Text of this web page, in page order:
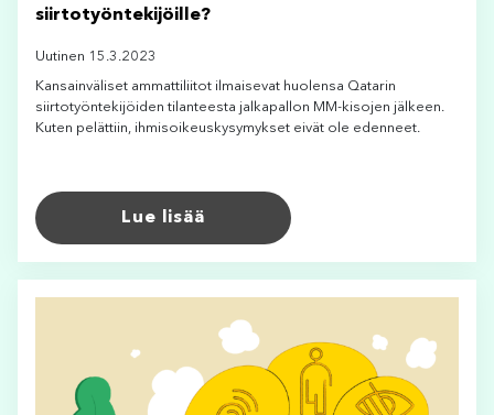
siirtotyöntekijöille?
Uutinen 15.3.2023
Kansainväliset ammattiliitot ilmaisevat huolensa Qatarin
siirtotyöntekijöiden tilanteesta jalkapallon MM-kisojen jälkeen.
Kuten pelättiin, ihmisoikeuskysymykset eivät ole edenneet.
Lue lisää